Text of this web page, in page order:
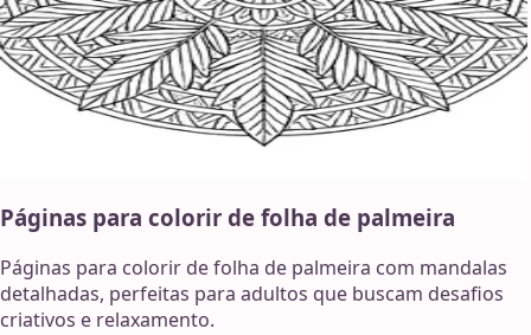
Páginas para colorir de folha de palmeira
Páginas para colorir de folha de palmeira com mandalas
detalhadas, perfeitas para adultos que buscam desafios
criativos e relaxamento.